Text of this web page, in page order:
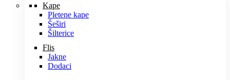
Kape
Pletene kape
Šeširi
Šilterice
Flis
Jakne
Dodaci